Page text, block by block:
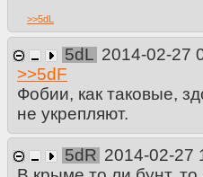
>>5dL
5dL 2014-02-27
>>5dF
Фобии, как таковые,
не укрепляют.
5dR 2014-02-27